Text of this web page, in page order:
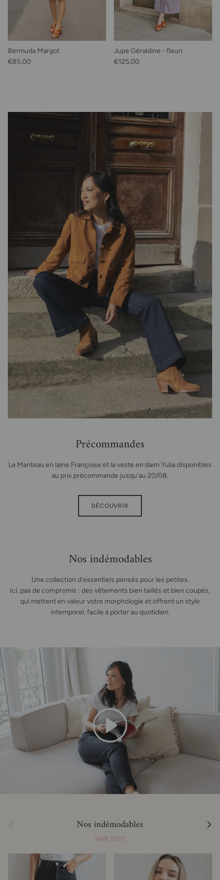
Bermuda Margot
Prix habituel
€85,00
Jupe Géraldine - fleuri
Prix habituel
€125,00
Précommandes
Le Manteau en laine Françoise et la veste en daim Yulia disponibles
au prix précommande jusqu'au 20/08.
DÉCOUVRIR
Nos indémodables
Une collection d’essentiels pensés pour les petites.
Ici, pas de compromis : des vêtements bien taillés et bien coupés,
qui mettent en valeur votre morphologie et offrent un style
intemporel, facile à porter au quotidien.
Lecture
Précédent Nos indémodables
VOIR TOUT